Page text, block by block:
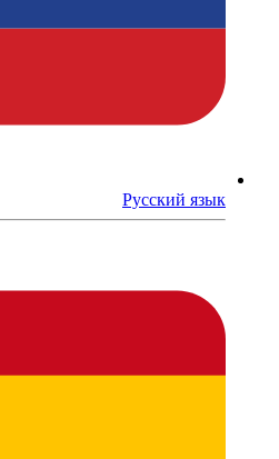
Русский язык